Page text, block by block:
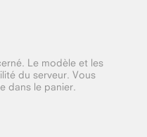
Le modèle et les
du serveur. Vous
dans le panier.